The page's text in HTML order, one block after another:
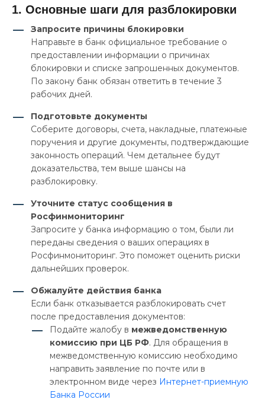
1. Основные шаги для разблокировки
Запросите причины блокировки
Направьте в банк официальное требование о
предоставлении информации о причинах
блокировки и списке запрошенных документов.
По закону банк обязан ответить в течение 3
рабочих дней.
Подготовьте документы
Соберите договоры, счета, накладные, платежные
поручения и другие документы, подтверждающие
законность операций. Чем детальнее будут
доказательства, тем выше шансы на
разблокировку.
Уточните статус сообщения в
Росфинмониторинг
Запросите у банка информацию о том, были ли
переданы сведения о ваших операциях в
Росфинмониторинг. Это поможет оценить риски
дальнейших проверок.
Обжалуйте действия банка
Если банк отказывается разблокировать счет
после предоставления документов:
Подайте жалобу в межведомственную
комиссию при ЦБ РФ. Для обращения в
межведомственную комиссию необходимо
направить заявление по почте или в
электронном виде через Интернет-приемную
Банка России